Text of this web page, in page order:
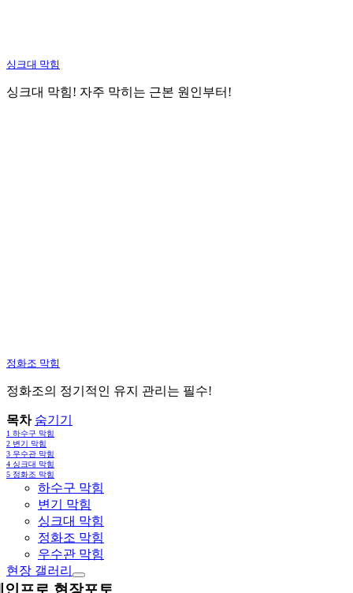
싱크대 막힘
싱크대 막힘! 자주 막히는 근본 원인부터!
정화조 막힘
정화조의 정기적인 유지 관리는 필수!
목차 숨기기
1 하수구 막힘
2 변기 막힘
3 우수관 막힘
4 싱크대 막힘
5 정화조 막힘
하수구 막힘
변기 막힘
싱크대 막힘
정화조 막힘
우수관 막힘
현장 갤러리
인프로 현장포토